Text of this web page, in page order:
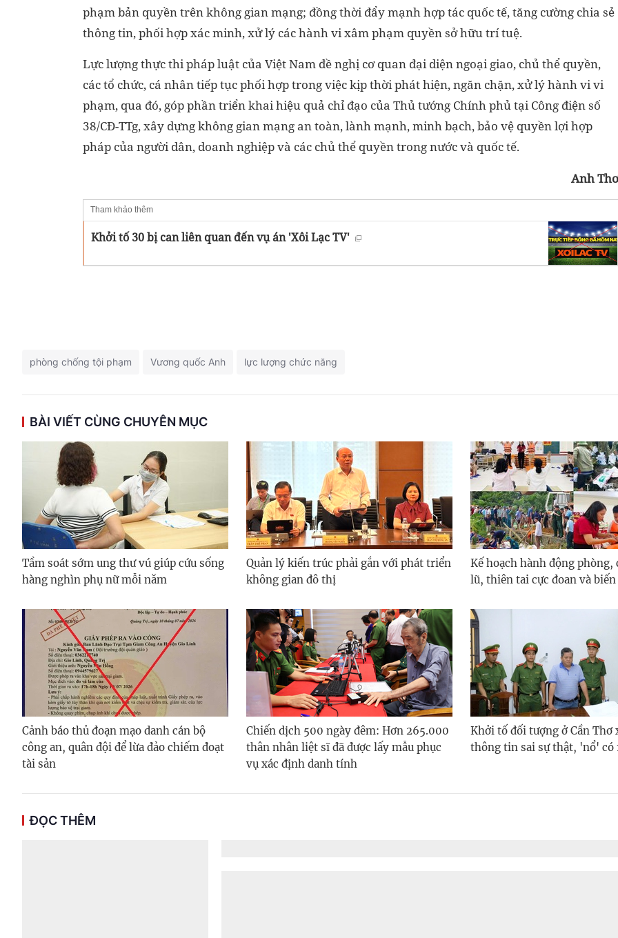
phạm bản quyền trên không gian mạng; đồng thời đẩy mạnh hợp tác quốc tế, tăng cường chia sẻ
thông tin, phối hợp xác minh, xử lý các hành vi xâm phạm quyền sở hữu trí tuệ.
Lực lượng thực thi pháp luật của Việt Nam đề nghị cơ quan đại diện ngoại giao, chủ thể quyền,
các tổ chức, cá nhân tiếp tục phối hợp trong việc kịp thời phát hiện, ngăn chặn, xử lý hành vi vi
phạm, qua đó, góp phần triển khai hiệu quả chỉ đạo của Thủ tướng Chính phủ tại Công điện số
38/CĐ-TTg, xây dựng không gian mạng an toàn, lành mạnh, minh bạch, bảo vệ quyền lợi hợp
pháp của người dân, doanh nghiệp và các chủ thể quyền trong nước và quốc tế.
Anh Thơ
Tham khảo thêm
Khởi tố 30 bị can liên quan đến vụ án 'Xôi Lạc TV'
phòng chống tội phạm Vương quốc Anh lực lượng chức năng
BÀI VIẾT CÙNG CHUYÊN MỤC
Tầm soát sớm ung thư vú giúp cứu sống
hàng nghìn phụ nữ mỗi năm
Quản lý kiến trúc phải gắn với phát triển
không gian đô thị
Kế hoạch hành động phòng,
lũ, thiên tai cực đoan và
Cảnh báo thủ đoạn mạo danh cán bộ
công an, quân đội để lừa đảo chiếm đoạt
tài sản
Chiến dịch 500 ngày đêm: Hơn 265.000
thân nhân liệt sĩ đã được lấy mẫu phục
vụ xác định danh tính
Khởi tố đối tượng ở Cần Thơ
thông tin sai sự thật, 'nổ' có
ĐỌC THÊM